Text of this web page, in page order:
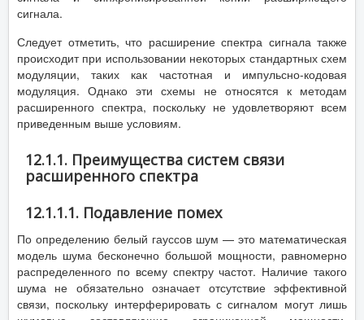
сигнала.
Следует отметить, что расширение спектра сигнала также
происходит при использовании некоторых стандартных схем
модуляции, таких как частотная и импульсно-кодовая
модуляция. Однако эти схемы не относятся к методам
расширенного спектра, поскольку не удовлетворяют всем
приведенным выше условиям.
12.1.1. Преимущества систем связи
расширенного спектра
12.1.1.1. Подавление помех
По определению белый гауссов шум — это математическая
модель шума бесконечно большой мощности, равномерно
распределенного по всему спектру частот. Наличие такого
шума не обязательно означает отсутствие эффективной
связи, поскольку интерферировать с сигналом могут лишь